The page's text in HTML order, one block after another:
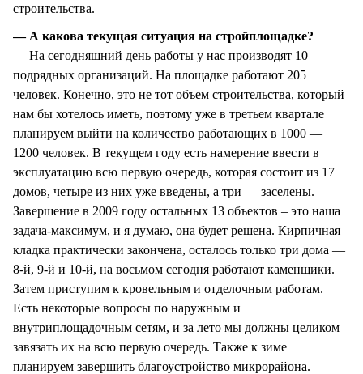
строительства.
— А какова текущая ситуация на стройплощадке?
— На сегодняшний день работы у нас производят 10
подрядных организаций. На площадке работают 205
человек. Конечно, это не тот объем строительства, который
нам бы хотелось иметь, поэтому уже в третьем квартале
планируем выйти на количество работающих в 1000 —
1200 человек. В текущем году есть намерение ввести в
эксплуатацию всю первую очередь, которая состоит из 17
домов, четыре из них уже введены, а три — заселены.
Завершение в 2009 году остальных 13 объектов – это наша
задача-максимум, и я думаю, она будет решена. Кирпичная
кладка практически закончена, осталось только три дома —
8-й, 9-й и 10-й, на восьмом сегодня работают каменщики.
Затем приступим к кровельным и отделочным работам.
Есть некоторые вопросы по наружным и
внутриплощадочным сетям, и за лето мы должны целиком
завязать их на всю первую очередь. Также к зиме
планируем завершить благоустройство микрорайона.